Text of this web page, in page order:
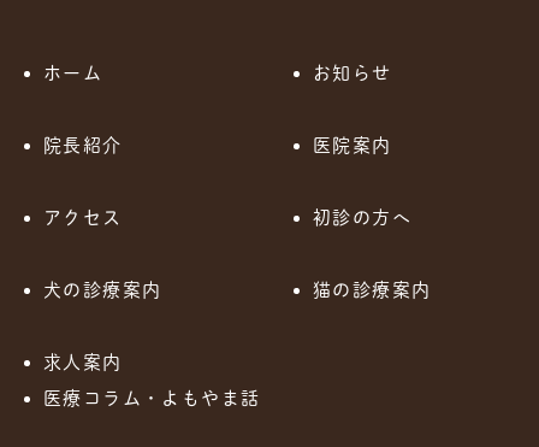
ホーム お知らせ
院長紹介 医院案内
アクセス 初診の方へ
犬の診療案内 猫の診療案内
求人案内
医療コラム・よもやま話